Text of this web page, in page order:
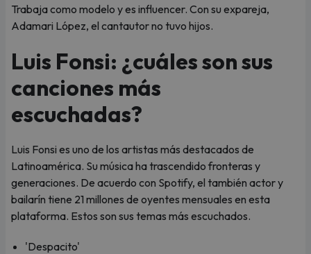
Trabaja como modelo y es influencer. Con su expareja,
Adamari López, el cantautor no tuvo hijos.
Luis Fonsi: ¿cuáles son sus
canciones más
escuchadas?
Luis Fonsi es uno de los artistas más destacados de
Latinoamérica. Su música ha trascendido fronteras y
generaciones. De acuerdo con Spotify, el también actor y
bailarín tiene 21 millones de oyentes mensuales en esta
plataforma. Estos son sus temas más escuchados.
'Despacito'